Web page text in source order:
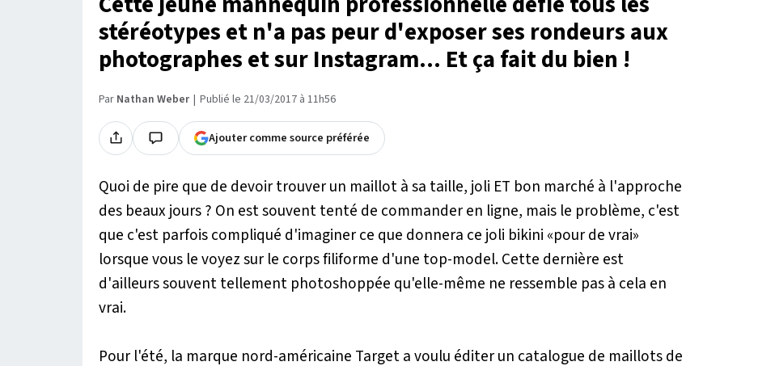
stéréotypes et n'a pas peur d'exposer ses rondeurs aux
photographes et sur Instagram... Et ça fait du bien !
Par Nathan Weber Publié le 21/03/2017 à 11h56
Ajouter comme source préférée
Quoi de pire que de devoir trouver un maillot à sa taille, joli ET bon marché à l'approche
des beaux jours ? On est souvent tenté de commander en ligne, mais le problème, c'est
que c'est parfois compliqué d'imaginer ce que donnera ce joli bikini «pour de vrai»
lorsque vous le voyez sur le corps filiforme d'une top-model. Cette dernière est
d'ailleurs souvent tellement photoshoppée qu'elle-même ne ressemble pas à cela en
vrai.
Pour l'été, la marque nord-américaine Target a voulu éditer un catalogue de maillots de